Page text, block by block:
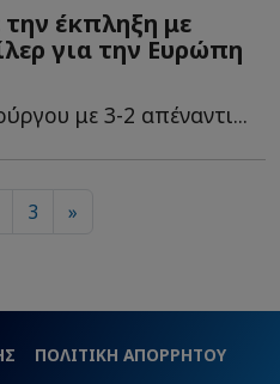
έκπληξη με
για την Ευρώπη
με 3-2 απέναντι...
3 »
ΠΟΛΙΤΙΚΗ ΑΠΟΡΡΗΤΟΥ